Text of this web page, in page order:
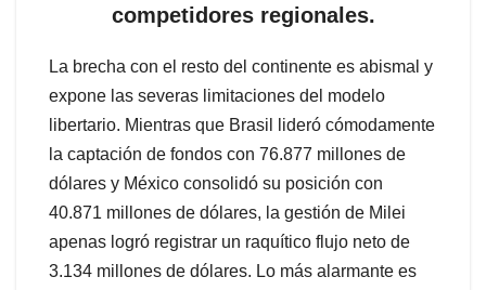
competidores regionales.
La brecha con el resto del continente es abismal y
expone las severas limitaciones del modelo
libertario. Mientras que Brasil lideró cómodamente
la captación de fondos con 76.877 millones de
dólares y México consolidó su posición con
40.871 millones de dólares, la gestión de Milei
apenas logró registrar un raquítico flujo neto de
3.134 millones de dólares. Lo más alarmante es